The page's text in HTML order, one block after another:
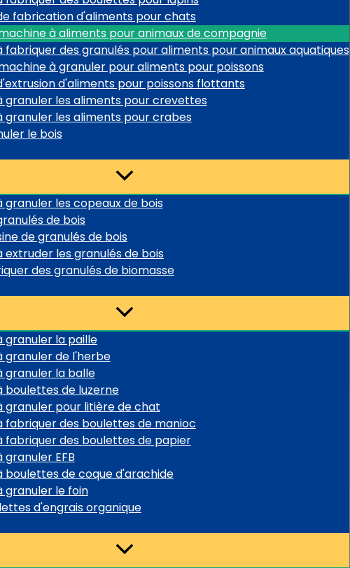
fabrication d'aliments pour chats
à aliments pour animaux de compagnie
fabriquer des granulés pour aliments pour animaux aquatiques
à granuler pour aliments pour poissons
d'aliments pour poissons flottants
granuler les aliments pour crevettes
granuler les aliments pour crabes
le bois
granuler les copeaux de bois
de bois
de granulés de bois
extruder les granulés de bois
des granulés de biomasse
granuler la paille
granuler de l'herbe
granuler la balle
boulettes de luzerne
granuler pour litière de chat
fabriquer des boulettes de manioc
fabriquer des boulettes de papier
granuler EFB
boulettes de coque d'arachide
granuler le foin
d'engrais organique